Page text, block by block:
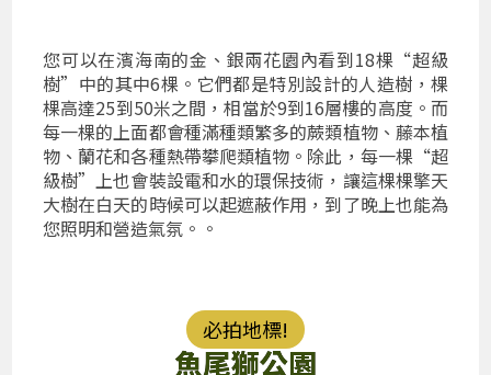
您可以在濱海南的金、銀兩花園內看到18棵“超級
樹”中的其中6棵。它們都是特別設計的人造樹，棵
棵高達25到50米之間，相當於9到16層樓的高度。而
每一棵的上面都會種滿種類繁多的蕨類植物、藤本植
物、蘭花和各種熱帶攀爬類植物。除此，每一棵“超
級樹”上也會裝設電和水的環保技術，讓這棵棵擎天
大樹在白天的時候可以起遮蔽作用，到了晚上也能為
您照明和營造氣氛。。
必拍地標!
魚尾獅公園